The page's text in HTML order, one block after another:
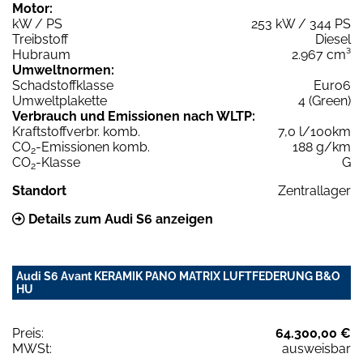
Motor:
kW / PS
253 kW / 344 PS
Treibstoff
Diesel
Hubraum
2.967 cm³
Umweltnormen:
Schadstoffklasse
Euro6
Umweltplakette
4 (Green)
Verbrauch und Emissionen nach WLTP:
Kraftstoffverbr. komb.
7,0 l/100km
CO2-Emissionen komb.
188 g/km
CO2-Klasse
G
Standort
Zentrallager
Details zum Audi S6 anzeigen
Audi S6 Avant KERAMIK PANO MATRIX LUFTFEDERUNG B&O
HU
Preis:
64.300,00 €
MWSt:
ausweisbar